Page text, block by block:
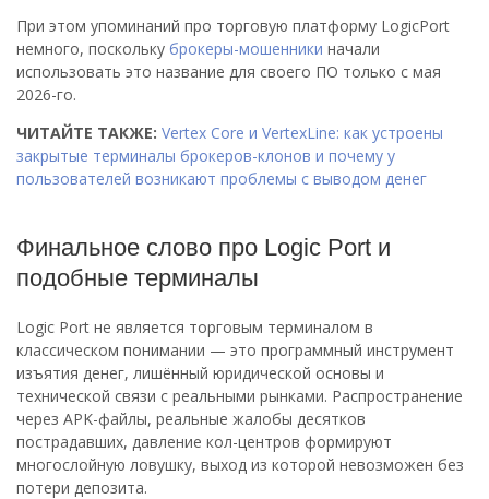
При этом упоминаний про торговую платформу LogicPort
немного, поскольку брокеры-мошенники начали
использовать это название для своего ПО только с мая
2026-го.
ЧИТАЙТЕ ТАКЖЕ: Vertex Core и VertexLine: как устроены
закрытые терминалы брокеров-клонов и почему у
пользователей возникают проблемы с выводом денег
Финальное слово про Logic Port и
подобные терминалы
Logic Port не является торговым терминалом в
классическом понимании — это программный инструмент
изъятия денег, лишённый юридической основы и
технической связи с реальными рынками. Распространение
через APK-файлы, реальные жалобы десятков
пострадавших, давление кол-центров формируют
многослойную ловушку, выход из которой невозможен без
потери депозита.